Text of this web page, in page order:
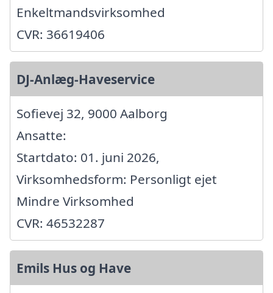
Enkeltmandsvirksomhed
CVR: 36619406
DJ-Anlæg-Haveservice
Sofievej 32, 9000 Aalborg
Ansatte:
Startdato: 01. juni 2026,
Virksomhedsform: Personligt ejet
Mindre Virksomhed
CVR: 46532287
Emils Hus og Have